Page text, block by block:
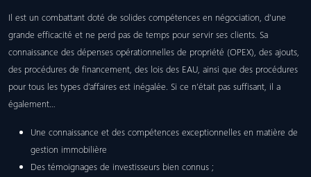
Il est un combattant doté de solides compétences en négociation, d’une
grande efficacité et ne perd pas de temps pour servir ses clients. Sa
connaissance des dépenses opérationnelles de propriété (OPEX), des ajouts,
des procédures de financement, des lois des EAU, ainsi que des procédures
pour tous les types d’affaires est inégalée. Si ce n’était pas suffisant, il a
également…
Une connaissance et des compétences exceptionnelles en matière de
gestion immobilière
Des témoignages de investisseurs bien connus ;